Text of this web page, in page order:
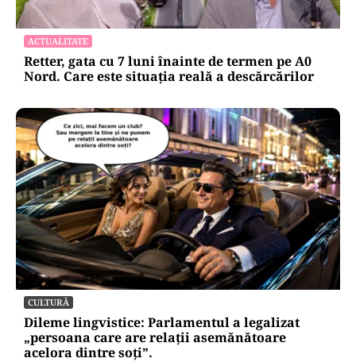
ACTUALITATE
Retter, gata cu 7 luni înainte de termen pe A0
Nord. Care este situația reală a descărcărilor
CULTURĂ
Dileme lingvistice: Parlamentul a legalizat
„persoana care are relații asemănătoare
acelora dintre soți”.